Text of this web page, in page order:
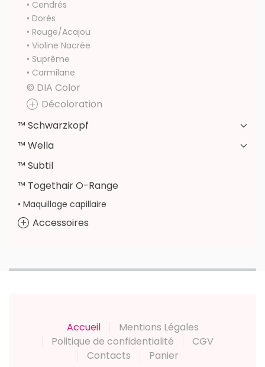
• Cendrés
• Dorés
• Rouge/Acajou
• Violine Nacrée
• Suprême
• Carmilane
© DIA Color
Décoloration
™ Schwarzkopf
™ Wella
™ Subtil
™ Togethair O-Range
• Maquillage capillaire
Accessoires
Accueil
Mentions Légales
Politique de confidentialité
CGV
Contacts
Panier